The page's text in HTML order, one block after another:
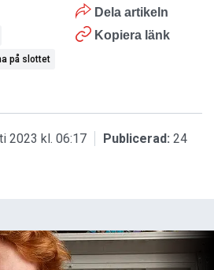
Dela artikeln
Kopiera länk
på slottet
2023 kl. 06:17 Publicerad: 24